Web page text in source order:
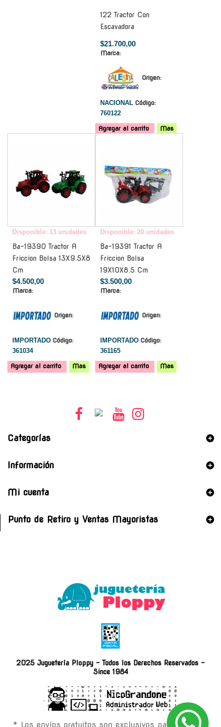
122 Tractor Con
Escavadora
$21.700,00
Marca:
Origen:
NACIONAL Código:
760122
Agregar al carrito
Mas
Disponible: 13 unidades
Ba-19390 Tractor A
Friccion Bolsa 13X9.5X8
Cm
$4.500,00
Marca:
Origen:
IMPORTADO Código:
361034
Agregar al carrito Mas
Disponible: 20 unidades
Ba-19391 Tractor A
Friccion Bolsa
19X10X8.5 Cm
$3.500,00
Marca:
Origen:
IMPORTADO Código:
361165
Agregar al carrito Mas
Categorías
Información
Mi cuenta
Punto de Retiro y Ventas Mayoristas
2025 Juguetería Ploppy - Todos los Derechos Reservados -
Since 1984
* Los envíos gratuitos son exclusivos para compras